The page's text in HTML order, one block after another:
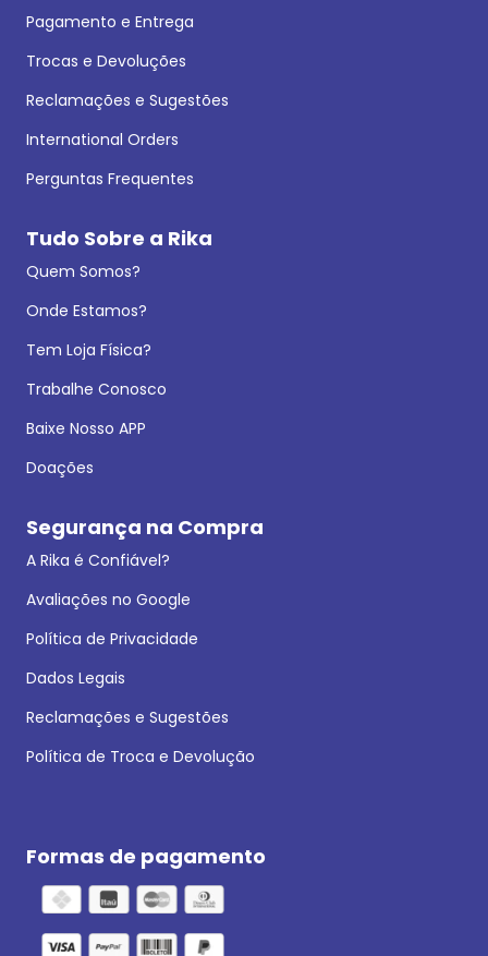
Pagamento e Entrega
Trocas e Devoluções
Reclamações e Sugestões
International Orders
Perguntas Frequentes
Tudo Sobre a Rika
Quem Somos?
Onde Estamos?
Tem Loja Física?
Trabalhe Conosco
Baixe Nosso APP
Doações
Segurança na Compra
A Rika é Confiável?
Avaliações no Google
Política de Privacidade
Dados Legais
Reclamações e Sugestões
Política de Troca e Devolução
Formas de pagamento